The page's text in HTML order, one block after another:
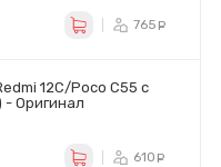
765
12C/Poco C55 с
- Оригинал
610